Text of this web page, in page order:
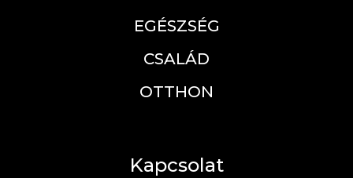
EGÉSZSÉG
CSALÁD
OTTHON
Kapcsolat